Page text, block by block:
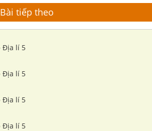
Bài tiếp theo
Địa lí 5
Địa lí 5
Địa lí 5
Địa lí 5